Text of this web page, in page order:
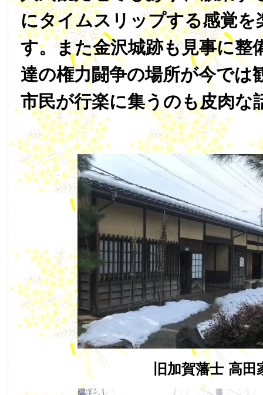
にタイムスリップする感覚を
す。また金沢城跡も見事に整
達の権力闘争の場所が今では
市民が行楽に集うのも皮肉
旧加賀藩士 高田